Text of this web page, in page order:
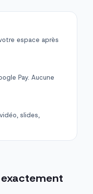
espace après
Pay. Aucune
slides,